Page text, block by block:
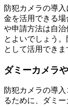
防犯カメラの導
金を活用できる
や申請方法は自治
とよいでしょう
として活用できま
ダミーカメラ
防犯カメラの導
るために、ダミ